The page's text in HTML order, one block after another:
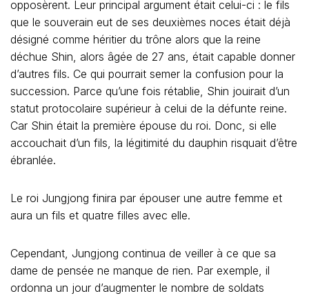
opposèrent. Leur principal argument était celui-ci : le fils
que le souverain eut de ses deuxièmes noces était déjà
désigné comme héritier du trône alors que la reine
déchue Shin, alors âgée de 27 ans, était capable donner
d’autres fils. Ce qui pourrait semer la confusion pour la
succession. Parce qu’une fois rétablie, Shin jouirait d’un
statut protocolaire supérieur à celui de la défunte reine.
Car Shin était la première épouse du roi. Donc, si elle
accouchait d’un fils, la légitimité du dauphin risquait d’être
ébranlée.
Le roi Jungjong finira par épouser une autre femme et
aura un fils et quatre filles avec elle.
Cependant, Jungjong continua de veiller à ce que sa
dame de pensée ne manque de rien. Par exemple, il
ordonna un jour d’augmenter le nombre de soldats